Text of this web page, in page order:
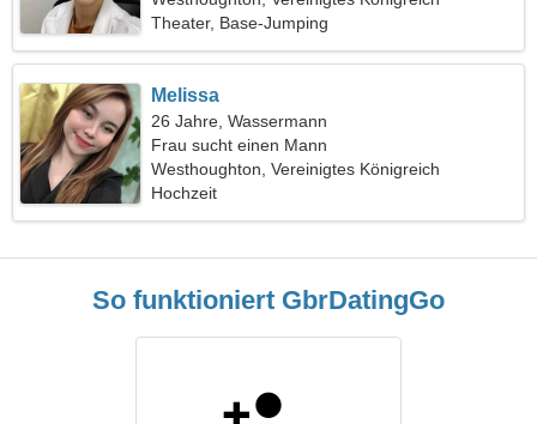
Theater, Base-Jumping
Melissa
26 Jahre, Wassermann
Frau sucht einen Mann
Westhoughton, Vereinigtes Königreich
Hochzeit
So funktioniert GbrDatingGo